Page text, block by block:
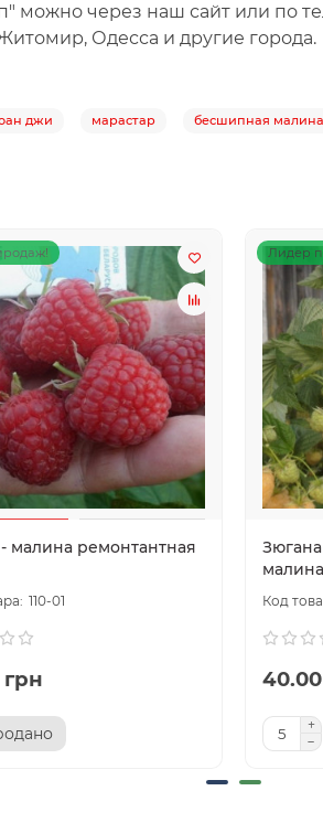
можно через наш сайт или по
Одесса и другие города.
джи марастар бесшипная малина
малина ремонтантная
110-01
Лидер
малина